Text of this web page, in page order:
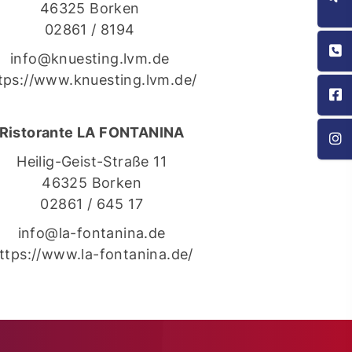
46325 Borken
02861 / 8194
info@knuesting.lvm.de
www.knuesting.lvm.de/
LA FONTANINA
Heilig-Geist-Straße 11
46325 Borken
02861 / 645 17
info@la-fontanina.de
www.la-fontanina.de/